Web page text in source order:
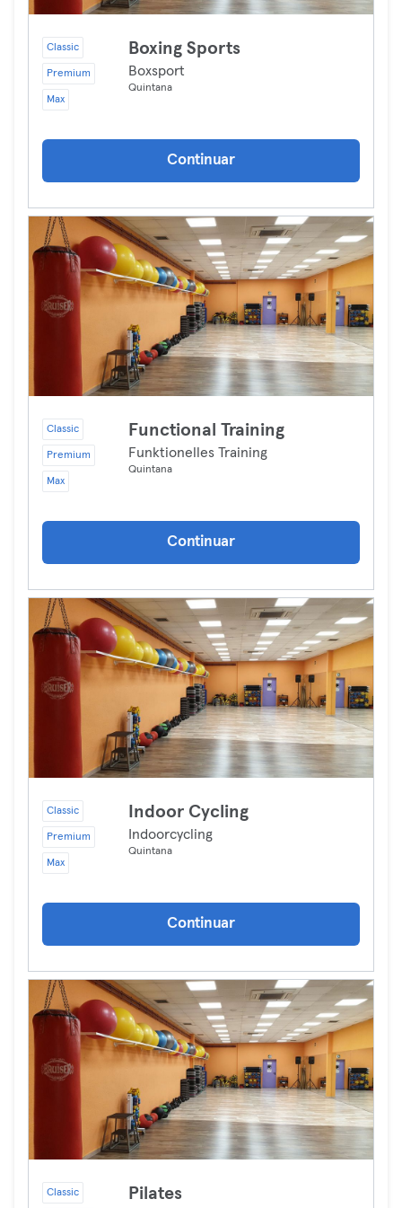
Classic
Premium
Max
Boxing Sports
Boxsport
Quintana
Continuar
Classic
Premium
Max
Functional Training
Funktionelles Training
Quintana
Continuar
Classic
Premium
Max
Indoor Cycling
Indoorcycling
Quintana
Continuar
Classic Pilates